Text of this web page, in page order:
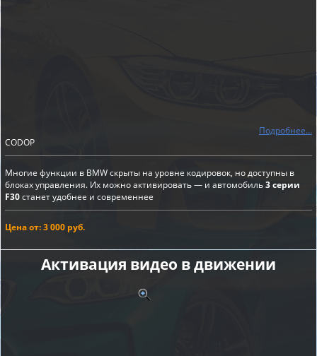
Подробнее...
CODOP
Многие функции в BMW скрыты на уровне кодировок, но доступны в
блоках управления. Их можно активировать — и автомобиль3 серии
F30станет удобнее и современнее
Цена от: 3 000 руб.
Активация видео в движении